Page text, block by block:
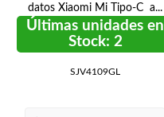
datos Xiaomi Mi Tipo-C a...
Últimas unidades en
Stock: 2
SJV4109GL